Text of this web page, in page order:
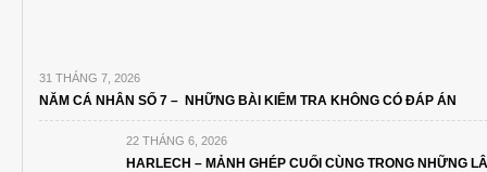
31 THÁNG 7, 2026
NĂM CÁ NHÂN SỐ 7 – NHỮNG BÀI KIỂM TRA KHÔNG CÓ ĐÁP ÁN
22 THÁNG 6, 2026
HARLECH – MẢNH GHÉP CUỐI CÙNG TRONG NHỮNG